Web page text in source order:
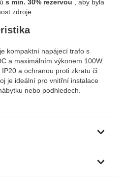
s min. 30% rezervou , aby byla
zdroje.
kompaktní napájecí trafo s
a maximálním výkonem 100W.
a ochranou proti zkratu či
je ideální pro vnitřní instalace
nebo podhledech.